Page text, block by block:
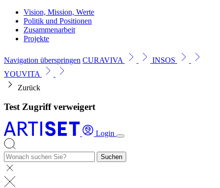
Vision, Mission, Werte
Politik und Positionen
Zusammenarbeit
Projekte
Navigation überspringen CURAVIVA
INSOS
YOUVITA
Zurück
Test Zugriff verweigert
Login
Suchen